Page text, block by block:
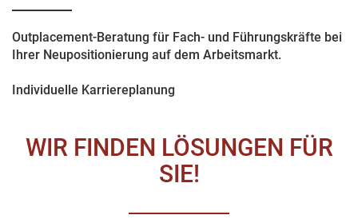
Outplacement-Beratung für Fach- und Führungskräfte bei
Ihrer Neupositionierung auf dem Arbeitsmarkt.
Individuelle Karriereplanung
WIR FINDEN LÖSUNGEN FÜR
SIE!